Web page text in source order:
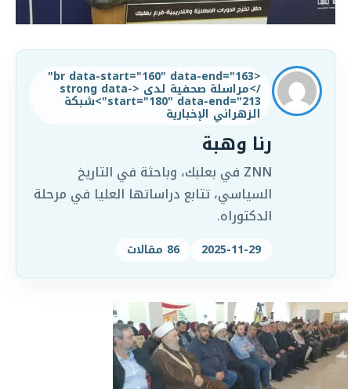
<br data-start="160" data-end="163"
/>مراسلة صحفية لدى <strong data-
start="180" data-end="213">شبكة
الزهراني الإخبارية
رنا وهبة
ZNN في بعلبك، وباحثة في التاريخ
السياسي، تتابع دراساتها العليا في مرحلة
الدكتوراه.
2025-11-29 86 مقالات